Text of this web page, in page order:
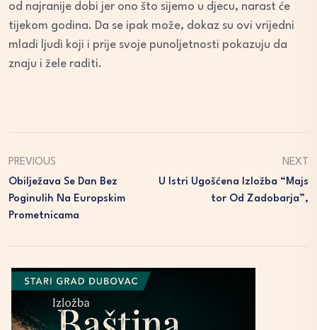
od najranije dobi jer ono što sijemo u djecu, narast će
tijekom godina. Da se ipak može, dokaz su ovi vrijedni
mladi ljudi koji i prije svoje punoljetnosti pokazuju da
znaju i žele raditi.
PREVIOUS
Obilježava Se Dan Bez
Poginulih Na Europskim
Prometnicama
NEXT
U Istri Ugošćena Izložba “Majs
Tor Od Zadobarja”,